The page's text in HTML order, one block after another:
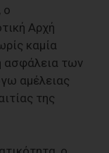
ο
Αρχή
καμία
ασφάλεια των
αμέλειας
της